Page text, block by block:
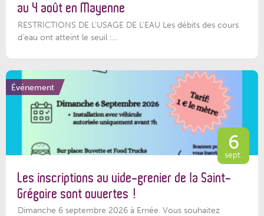
au 4 août en Mayenne
RESTRICTIONS DE L’USAGE DE L’EAU Les débits des cours
d'eau ont atteint le seuil :...
Événement
6
sept.
Les inscriptions au vide-grenier de la Saint-
Grégoire sont ouvertes !
Dimanche 6 septembre 2026 à Ernée. Vous souhaitez